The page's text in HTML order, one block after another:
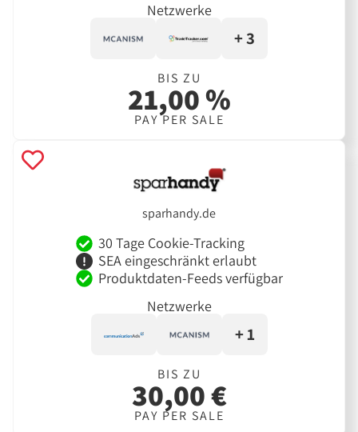
Netzwerke
+ 3
BIS ZU
21,00 %
PAY PER SALE
sparhandy.de
30 Tage Cookie-Tracking
SEA eingeschränkt erlaubt
Produktdaten-Feeds verfügbar
Netzwerke
+ 1
BIS ZU
30,00 €
PAY PER SALE